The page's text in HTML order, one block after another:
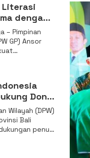
Literasi
dengan
– Pimpinan
GP) Ansor
Don
Wakil
Wilayah (DPW)
Bali
penuh